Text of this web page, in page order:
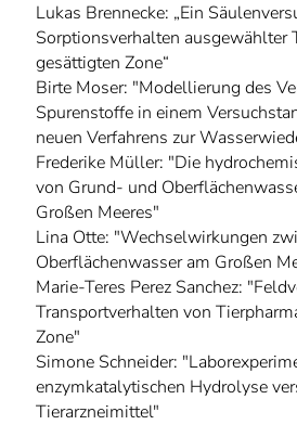
Lukas Brennecke: „Ein
Sorptionsverhalten ausgewählter
gesättigten Zone“
Birte Moser: "Modellierung des
Spurenstoffe in einem
neuen Verfahrens zur
Frederike Müller: "Die
von Grund- und
Großen Meeres"
Lina Otte: "Wechselwirkungen
Oberflächenwasser am Großen
Marie-Teres Perez Sanchez:
Transportverhalten von
Zone"
Simone Schneider:
enzymkatalytischen Hydrolyse
Tierarzneimittel"